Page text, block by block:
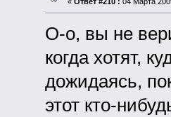
О-о, вы не
когда хотят,
дожидаясь,
этот кто-